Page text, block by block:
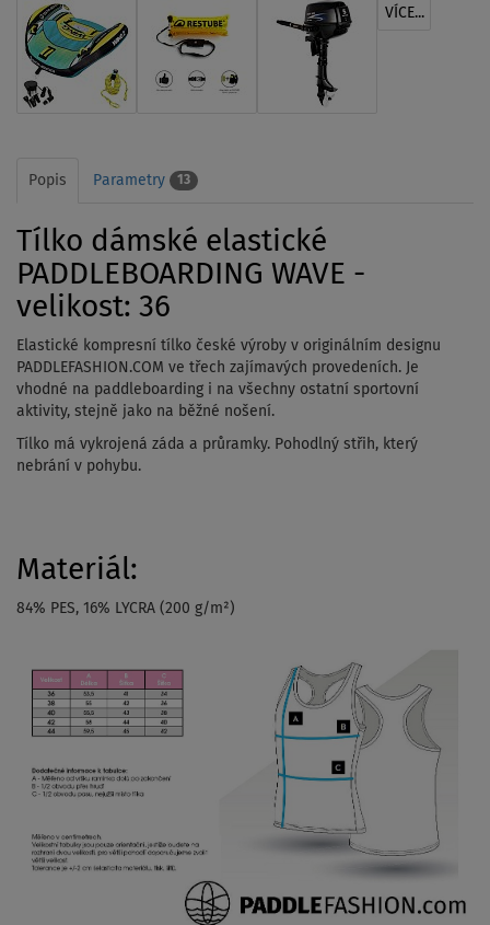
VÍCE...
Popis Parametry 13
Tílko dámské elastické
PADDLEBOARDING WAVE -
velikost: 36
Elastické kompresní tílko české výroby v originálním designu
PADDLEFASHION.COM ve třech zajímavých provedeních. Je
vhodné na paddleboarding i na všechny ostatní sportovní
aktivity, stejně jako na běžné nošení.
Tílko má vykrojená záda a průramky. Pohodlný střih, který
nebrání v pohybu.
Materiál:
84% PES, 16% LYCRA (200 g/m²)